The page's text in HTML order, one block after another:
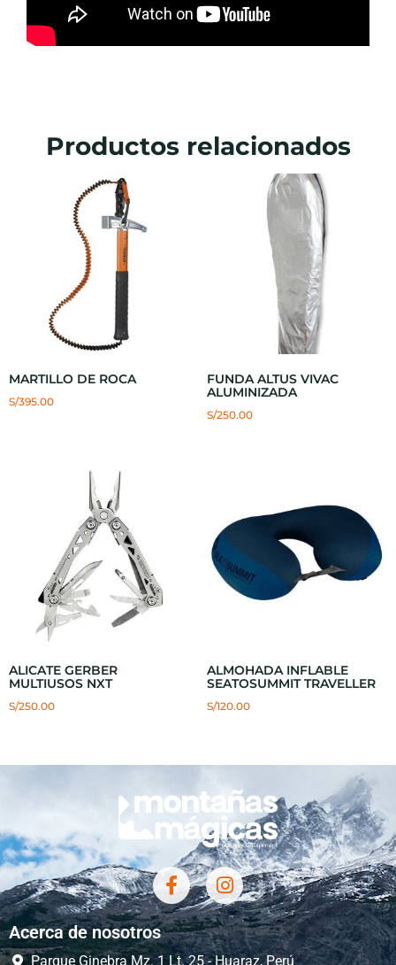
Productos relacionados
MARTILLO DE ROCA
S/395.00
FUNDA ALTUS VIVAC
ALUMINIZADA
S/250.00
ALICATE GERBER
MULTIUSOS NXT
S/250.00
ALMOHADA INFLABLE
SEATOSUMMIT TRAVELLER
S/120.00
Acerca de nosotros
Parque Ginebra Mz. 1 Lt. 25 - Huaraz, Perú